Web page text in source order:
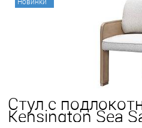
Стул с
Kensington Sea